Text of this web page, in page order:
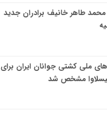
طاهر خانیف برادران جدید
ملی کشتی جوانان ایران برای
مشخص شد